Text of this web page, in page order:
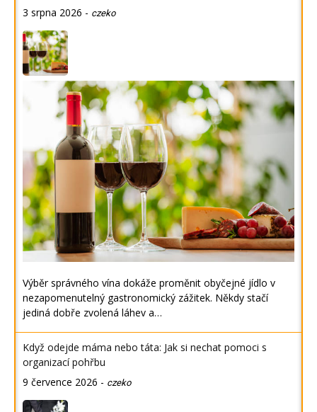
3 srpna 2026 - czeko
Výběr správného vína dokáže proměnit obyčejné jídlo v
nezapomenutelný gastronomický zážitek. Někdy stačí
jediná dobře zvolená láhev a…
Když odejde máma nebo táta: Jak si nechat pomoci s
organizací pohřbu
9 července 2026 - czeko